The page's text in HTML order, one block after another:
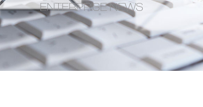
ENTERPRISE NEWS